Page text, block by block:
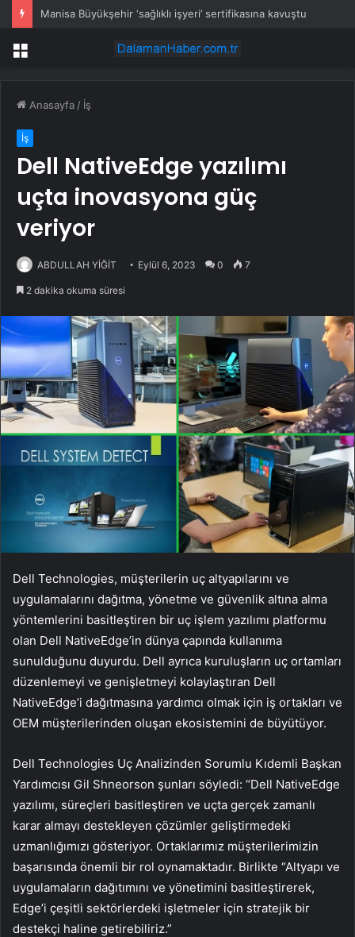
Manisa Büyükşehir ‘sağlıklı işyeri’ sertifikasına kavuştu
Menü
Anasayfa / İş
İş
Dell NativeEdge yazılımı
uçta inovasyona güç
veriyor
ABDULLAH YİĞİT Eylül 6, 2023 0 7
2 dakika okuma süresi
Dell Technologies, müşterilerin uç altyapılarını ve
uygulamalarını dağıtma, yönetme ve güvenlik altına alma
yöntemlerini basitleştiren bir uç işlem yazılımı platformu
olan Dell NativeEdge’in dünya çapında kullanıma
sunulduğunu duyurdu. Dell ayrıca kuruluşların uç ortamları
düzenlemeyi ve genişletmeyi kolaylaştıran Dell
NativeEdge’i dağıtmasına yardımcı olmak için iş ortakları ve
OEM müşterilerinden oluşan ekosistemini de büyütüyor.
Dell Technologies Uç Analizinden Sorumlu Kıdemli Başkan
Yardımcısı Gil Shneorson şunları söyledi: “Dell NativeEdge
yazılımı, süreçleri basitleştiren ve uçta gerçek zamanlı
karar almayı destekleyen çözümler geliştirmedeki
uzmanlığımızı gösteriyor. Ortaklarımız müşterilerimizin
başarısında önemli bir rol oynamaktadır. Birlikte “Altyapı ve
uygulamaların dağıtımını ve yönetimini basitleştirerek,
Edge’i çeşitli sektörlerdeki işletmeler için stratejik bir
destekçi haline getirebiliriz.”